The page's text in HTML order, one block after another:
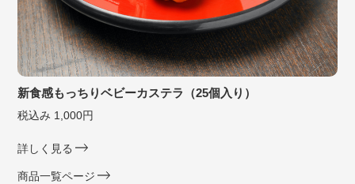
新食感もっちりベビーカステラ（25個入り）
税込み 1,000円
詳しく見る
商品一覧ページ